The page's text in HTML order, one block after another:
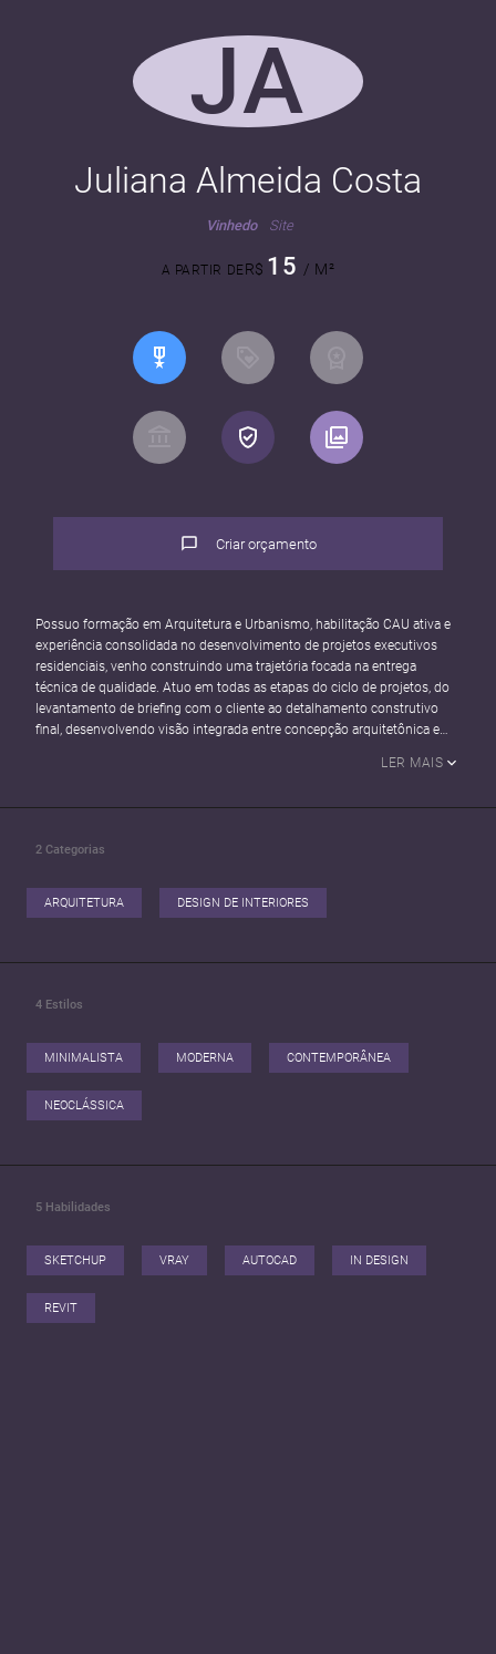
JA
Juliana Almeida Costa
Vinhedo Site
A PARTIR DER$ 15 / M²
Criar orçamento
Possuo formação em Arquitetura e Urbanismo, habilitação CAU ativa e
experiência consolidada no desenvolvimento de projetos executivos
residenciais, venho construindo uma trajetória focada na entrega
técnica de qualidade. Atuo em todas as etapas do ciclo de projetos, do
levantamento de briefing com o cliente ao detalhamento construtivo
final, desenvolvendo visão integrada entre concepção arquitetônica e
experiência tanto em escritórios de arquitetura quanto em construtoras,
ritmos de cada ambiente. Possuo CAU ativo e domínio das ferramentas
SketchUp, AutoCAD, Revit e Enscape.
aplicar minha capacidade técnica em projetos de maior complexidade e
LER MAIS
2 Categorias
ARQUITETURA DESIGN DE INTERIORES
4 Estilos
MINIMALISTA MODERNA CONTEMPORÂNEA
NEOCLÁSSICA
5 Habilidades
SKETCHUP VRAY AUTOCAD IN DESIGN
REVIT